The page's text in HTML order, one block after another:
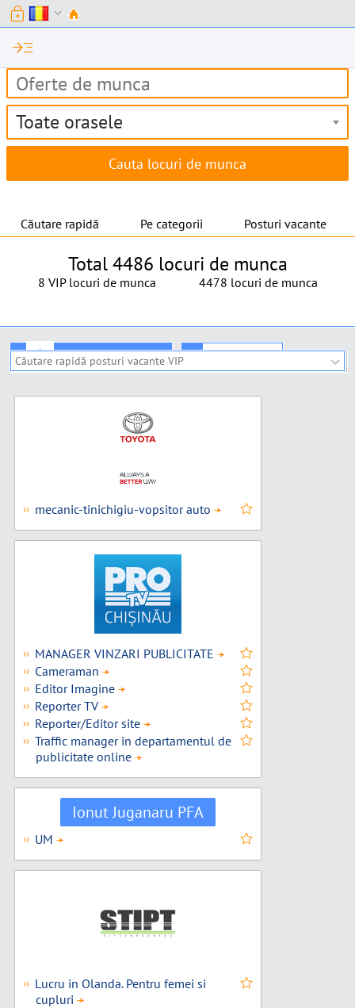
lock expand_more
read_more
Toate orasele
Căutare rapidă Pe categorii Posturi vacante
Total 4486 locuri de munca
8 VIP locuri de munca 4478 locuri de munca
★ Locuri de munca VIP » + Adaugă VIP »
Căutare rapidă companii VIP
›› mecanic-tinichigiu-vopsitor auto
›› MANAGER VINZARI PUBLICITATE
›› Cameraman
›› Editor Imagine
›› Reporter TV
›› Reporter/Editor site
›› Traffic manager in departamentul de
publicitate online
Ionut Juganaru PFA
›› UM
›› Lucru in Olanda. Pentru femei si
cupluri